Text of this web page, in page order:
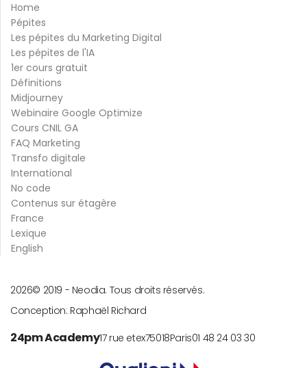
Home
Pépites
Les pépites du Marketing Digital
Les pépites de l'IA
1er cours gratuit
Définitions
Midjourney
Webinaire Google Optimize
Cours CNIL GA
FAQ Marketing
Transfo digitale
International
No code
Contenus sur étagère
France
Lexique
English
© 2019 -
2026
Neodia. Tous droits réservés.
Conception: Raphaël Richard
24pm Academy17 rue etex75018Paris01 48 24 03 30